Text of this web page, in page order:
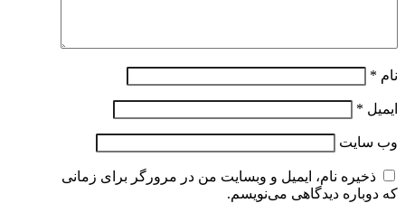
نام *
ایمیل *
وب‌ سایت
ذخیره نام، ایمیل و وبسایت من در مرورگر برای زمانی
که دوباره دیدگاهی می‌نویسم.